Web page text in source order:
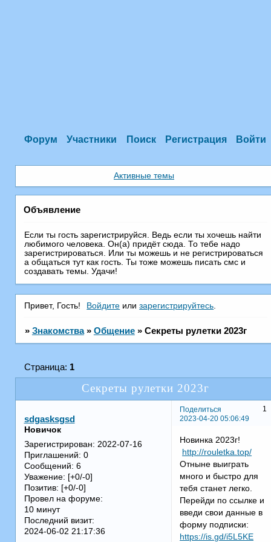
Форум Участники Поиск Регистрация Войти
Активные темы
Объявление
Если ты гость зарегистрируйся. Ведь если ты хочешь найти
любимого человека. Он(а) придёт сюда. То тебе надо
зарегистрироваться. Или ты можешь и не регистрироваться
а общаться тут как гость. Ты тоже можешь писать смс и
создавать темы. Удачи!
Привет, Гость! Войдите илизарегистрируйтесь
» Знакомства » Общение » Секреты рулетки 2023г
Секреты рулетки 2023г
Страница: 1
Поделиться
1
2023-04-20 05:06:49
sdgasksgsd
Новичок
Зарегистрирован: 2022-07-16
Приглашений: 0
Сообщений: 6
Уважение: [+0/-0]
Позитив: [+0/-0]
Провел на форуме:
10 минут
Последний визит:
2024-06-02 21:17:36
Новинка 2023г!
http://rouletka.top/
Отныне выиграть
много и быстро для
тебя станет легко.
Перейди по ссылке и
введи свои данные в
форму подписки:
https://is.gd/i5L5KE